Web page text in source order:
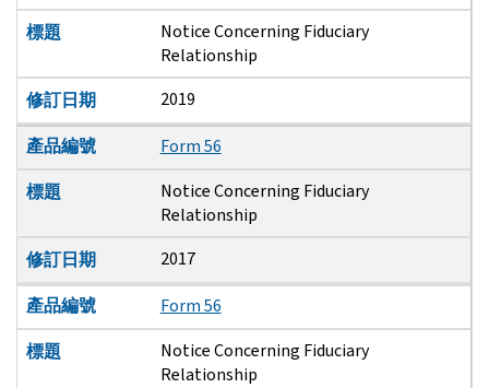
標題
Notice Concerning Fiduciary
Relationship
修訂日期
2019
產品編號
Form 56
標題
Notice Concerning Fiduciary
Relationship
修訂日期
2017
產品編號
Form 56
標題
Notice Concerning Fiduciary
Relationship